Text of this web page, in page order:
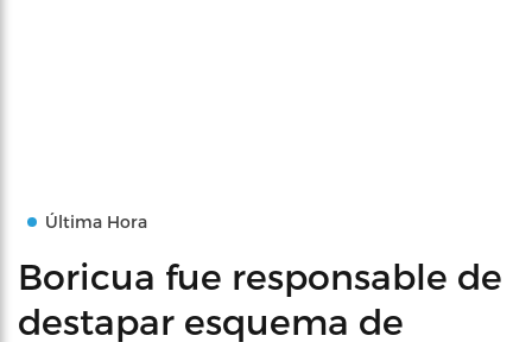
Última Hora
Boricua fue responsable de
destapar esquema de